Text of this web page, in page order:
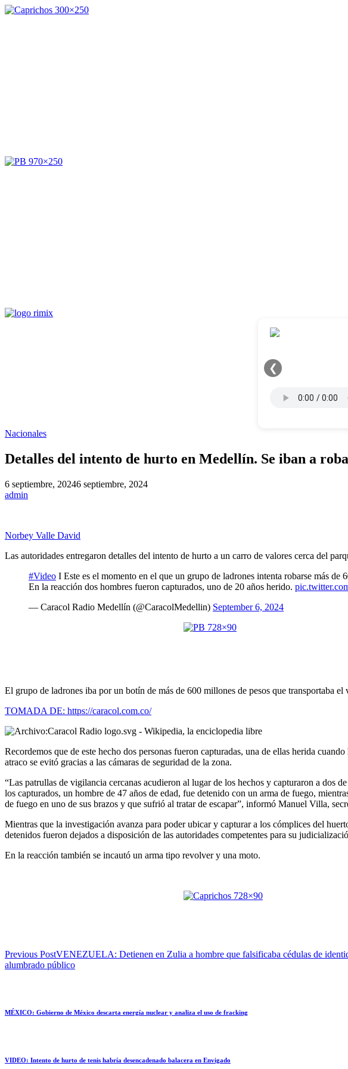
❮
Nacionales
Detalles del intento de hurto en Medellín. Se iban a
6 septiembre, 20246 septiembre, 2024
admin
Norbey Valle David
Las autoridades entregaron detalles del intento de hurto a un carro de valores cerca del
#Video I Este es el momento en el que un grupo de ladrones intenta robarse más
En la reacción dos hombres fueron capturados, uno de 20 años herido.
— Caracol Radio Medellín (@CaracolMedellin) September 6, 2024
El grupo de ladrones iba por un botín de más de 600 millones de pesos que transportaba
TOMADA DE: https://caracol.com.co/
Recordemos que de este hecho dos personas fueron capturadas, una de ellas herida
atraco se evitó gracias a las cámaras de seguridad de la zona.
“Las patrullas de vigilancia cercanas acudieron al lugar de los hechos y capturaron a dos
los capturados, un hombre de 47 años de edad, fue detenido con un arma de fuego,
de fuego en uno de sus brazos y que sufrió al tratar de escapar”, informó Manuel Villa,
Mientras que la investigación avanza para poder ubicar y capturar a los cómplices del
detenidos fueron dejados a disposición de las autoridades competentes para su
En la reacción también se incautó un arma tipo revolver y una moto.
Previous PostVENEZUELA: Detienen en Zulia a hombre que falsificaba cédulas de
alumbrado público
MÉXICO: Gobierno de México descarta energía nuclear y analiza el uso de fracking
VIDEO: Intento de hurto de tenis habría desencadenado balacera en Envigado